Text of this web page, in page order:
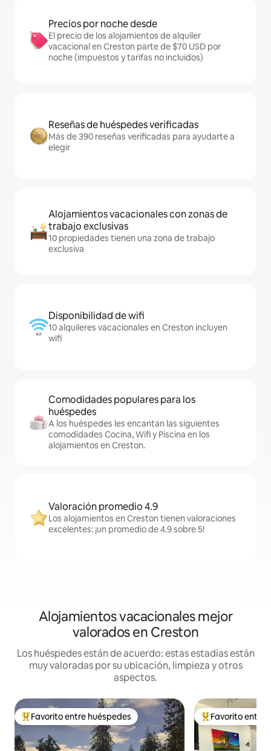
Precios por noche desde
El precio de los alojamientos de alquiler
vacacional en Creston parte de $70 USD por
noche (impuestos y tarifas no incluidos)
Reseñas de huéspedes verificadas
Más de 390 reseñas verificadas para ayudarte a
elegir
Alojamientos vacacionales con zonas de
trabajo exclusivas
10 propiedades tienen una zona de trabajo
exclusiva
Disponibilidad de wifi
10 alquileres vacacionales en Creston incluyen
wifi
Comodidades populares para los
huéspedes
A los huéspedes les encantan las siguientes
comodidades Cocina, Wifi y Piscina en los
alojamientos en Creston.
Valoración promedio 4.9
Los alojamientos en Creston tienen valoraciones
excelentes: ¡un promedio de 4.9 sobre 5!
Alojamientos vacacionales mejor
valorados en Creston
Los huéspedes están de acuerdo: estas estadías están
muy valoradas por su ubicación, limpieza y otros
aspectos.
Favorito entre huéspedes preferido
Favorito entre huéspedes Favorito entre
Favorito entre